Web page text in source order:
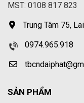
MST: 0108 817 823
Trung Tâm 75,
0974.965.918
SẢN PHẨM